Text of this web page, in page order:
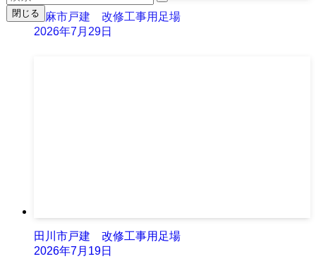
嘉麻市戸建 改修工事用足場
2026年7月29日
田川市戸建 改修工事用足場
2026年7月19日
閉じる